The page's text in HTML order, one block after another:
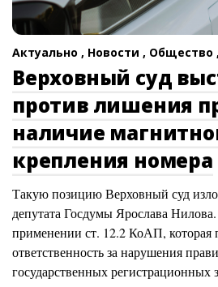
Актуально , Новости , Общество ,
Верховный суд
против лишения
наличие
крепления номера
Такую позицию Верховный суд
депутата Госдумы Ярослава
применении ст. 12.2 КоАП, которая
ответственность за нарушения
государственных регистрационных